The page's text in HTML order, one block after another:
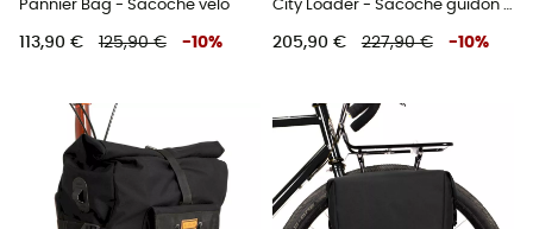
Pannier Bag - Sacoche vélo
113,90 € 125,90 € -10%
City Loader - Sacoche guidon vélo
205,90 € 227,90 € -10%